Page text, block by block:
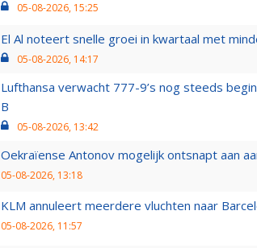
05-08-2026, 15:25
El Al noteert snelle groei in kwartaal met
05-08-2026, 14:17
Lufthansa verwacht 777-9’s nog steeds
B
05-08-2026, 13:42
Oekraïense Antonov mogelijk ontsnapt aan
05-08-2026, 13:18
KLM annuleert meerdere vluchten naar
05-08-2026, 11:57